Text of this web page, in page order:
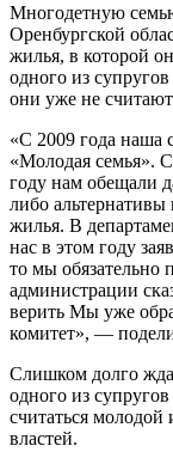
Многодетную
Оренбургской
жилья, в которой
одного из
они уже не
«С 2009 года наша
«Молодая семья».
году нам обещали
либо
жилья. В
нас в этом году
то мы обязательно
администрации
верить Мы уже
комитет», —
Слишком долго
одного из
считаться
властей.